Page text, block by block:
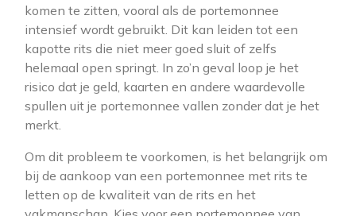
komen te zitten, vooral als de portemonnee
intensief wordt gebruikt. Dit kan leiden tot een
kapotte rits die niet meer goed sluit of zelfs
helemaal open springt. In zo’n geval loop je het
risico dat je geld, kaarten en andere waardevolle
spullen uit je portemonnee vallen zonder dat je het
merkt.
Om dit probleem te voorkomen, is het belangrijk om
bij de aankoop van een portemonnee met rits te
letten op de kwaliteit van de rits en het